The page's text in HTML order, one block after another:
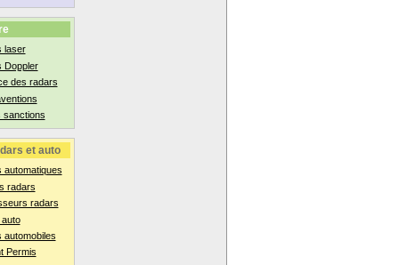
laser
Doppler
des radars
sanctions
et auto
automatiques
radars
radars
automobiles
Permis